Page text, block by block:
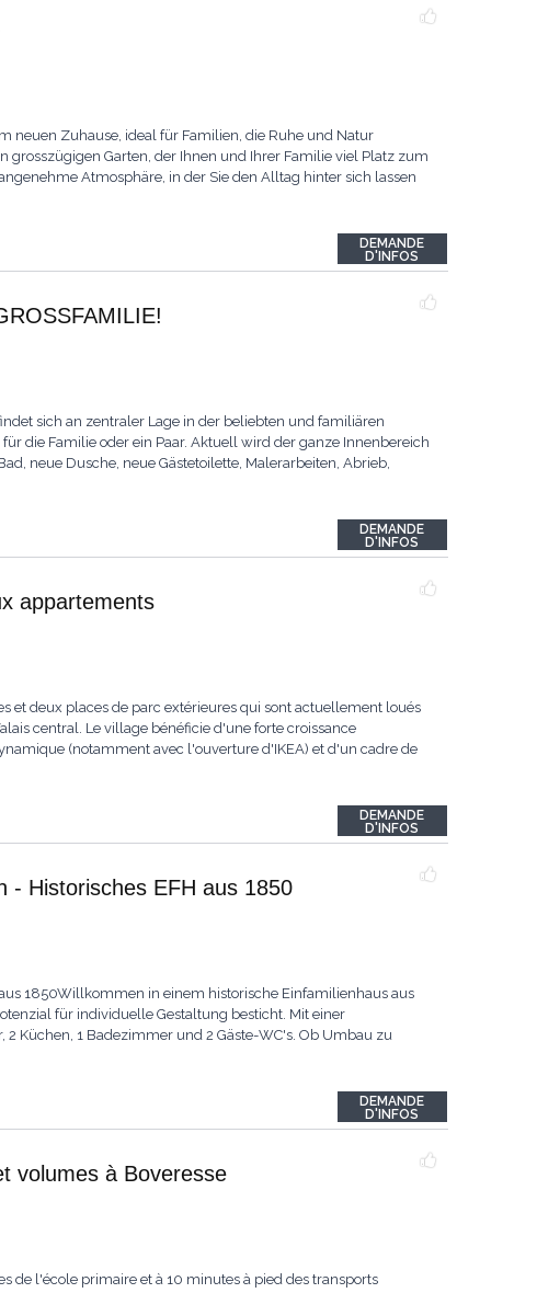
neuen Zuhause, ideal für Familien, die Ruhe und Natur
Garten, der Ihnen und Ihrer Familie viel Platz zum
Atmosphäre, in der Sie den Alltag hinter sich lassen
DEMANDE
D'INFOS
sich an zentraler Lage in der beliebten und familiären
die Familie oder ein Paar. Aktuell wird der ganze Innenbereich
neue Dusche, neue Gästetoilette, Malerarbeiten, Abrieb,
DEMANDE
D'INFOS
appartements
et deux places de parc extérieures qui sont actuellement loués
central. Le village bénéficie d'une forte croissance
(notamment avec l'ouverture d'IKEA) et d'un cadre de
DEMANDE
D'INFOS
- Historisches EFH aus 1850
1850Willkommen in einem historische Einfamilienhaus aus
für individuelle Gestaltung besticht. Mit einer
Küchen, 1 Badezimmer und 2 Gäste-WC's. Ob Umbau zu
DEMANDE
D'INFOS
volumes à Boveresse
de l'école primaire et à 10 minutes à pied des transports